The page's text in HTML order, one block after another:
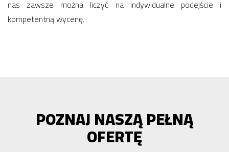
nas zawsze można liczyć na indywidualne podejście i
kompetentną wycenę.
POZNAJ NASZĄ PEŁNĄ
OFERTĘ